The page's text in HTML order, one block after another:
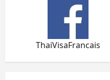
ThaiVisaFrancais